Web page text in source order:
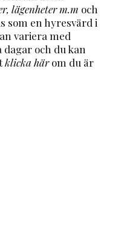
lägenheter m.m och
som en hyresvärd i
variera med
och du kan
klicka härom du är